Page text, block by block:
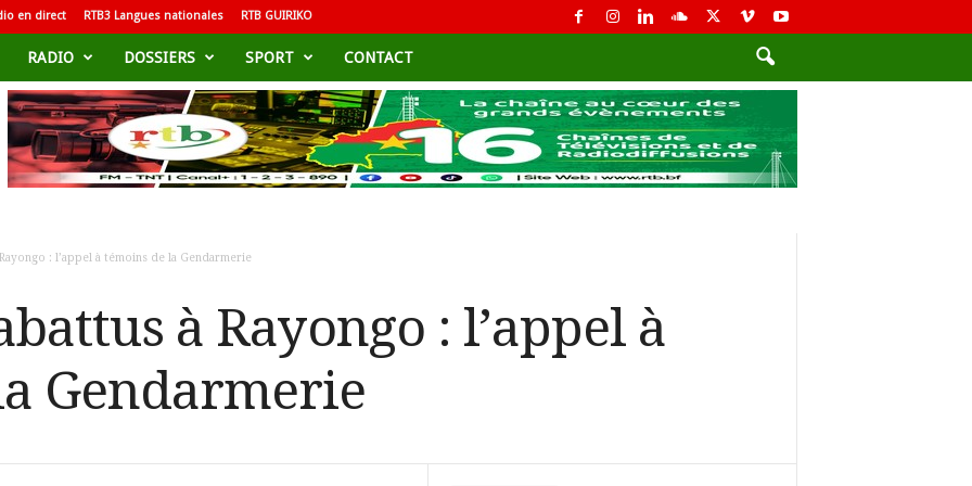
en direct RTB3 Langues nationales RTB GUIRIKO
RADIO DOSSIERS SPORT CONTACT
: l’appel à témoins de la Gendarmerie
à Rayongo : l’appel à
Gendarmerie